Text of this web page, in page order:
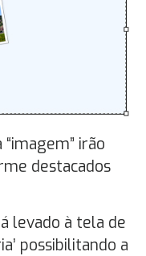
irão
destacados
levado à tela de
possibilitando a